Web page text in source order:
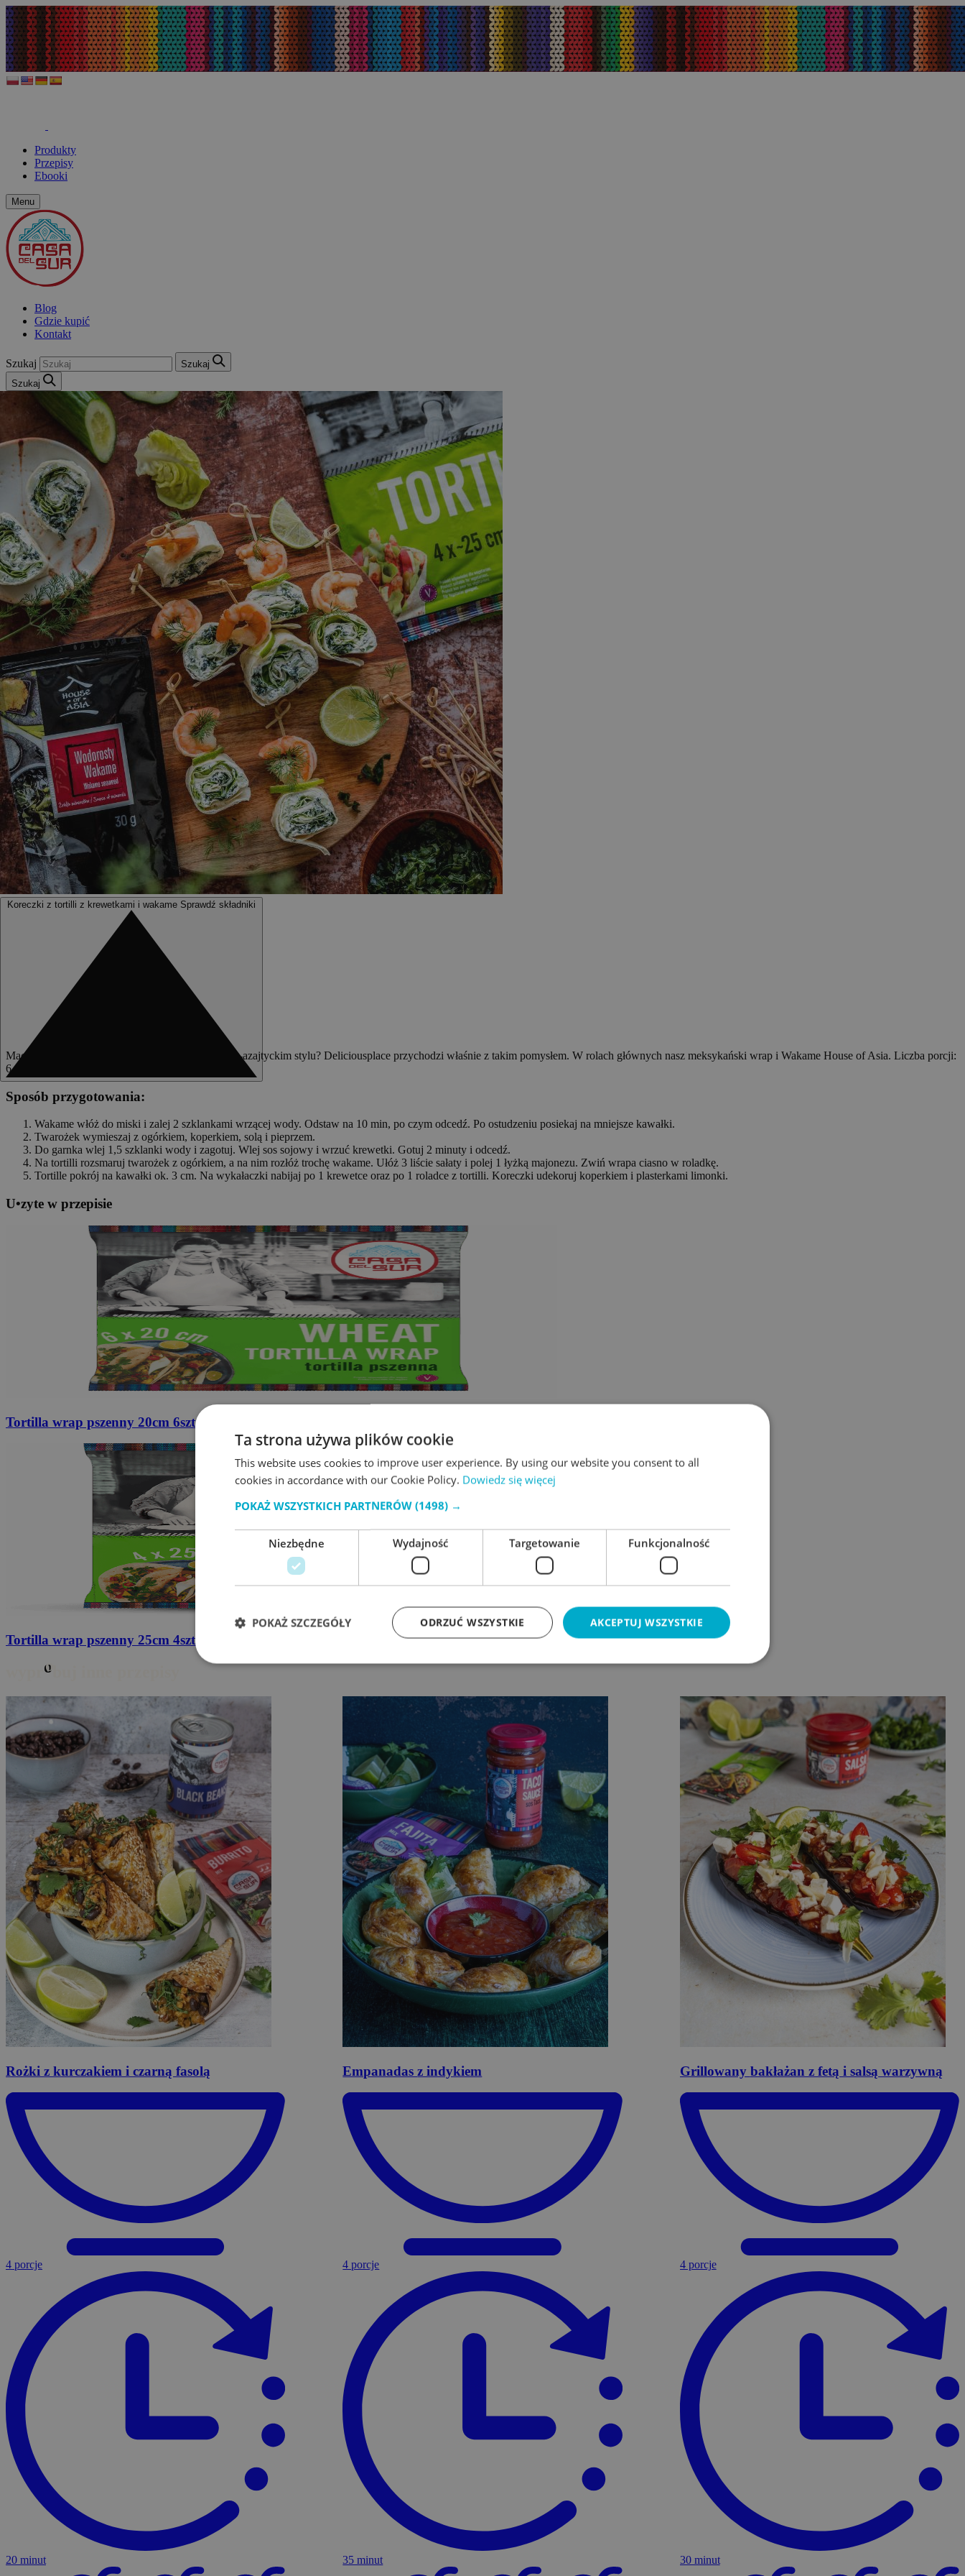
Produkty
Przepisy
Ebooki
Menu
Blog
Gdzie kupić
Kontakt
Szukaj
Szukaj
Szukaj
Koreczki z tortilli z krewetkami i wakame Sprawdź składniki
Macie ochotę na szybką przekąskę w meksykańsko-azajtyckim stylu? Deliciousplace przychodzi właśnie z takim pomysłem. W rolach głównych nasz meksykański wrap i Wakame House of Asia. Liczba porcji:
6
Sposób przygotowania:
Wakame włóż do miski i zalej 2 szklankami wrzącej wody. Odstaw na 10 min, po czym odcedź. Po ostudzeniu posiekaj na mniejsze kawałki.
Twarożek wymieszaj z ogórkiem, koperkiem, solą i pieprzem.
Do garnka wlej 1,5 szklanki wody i zagotuj. Wlej sos sojowy i wrzuć krewetki. Gotuj 2 minuty i odcedź.
Na tortilli rozsmaruj twarożek z ogórkiem, a na nim rozłóż trochę wakame. Ułóż 3 liście sałaty i polej 1 łyżką majonezu. Zwiń wrapa ciasno w roladkę.
Tortille pokrój na kawałki ok. 3 cm. Na wykałaczki nabijaj po 1 krewetce oraz po 1 roladce z tortilli. Koreczki udekoruj koperkiem i plasterkami limonki.
U•zyte w przepisie
Tortilla wrap pszenny 20cm 6szt. 240g
Tortilla wrap pszenny 25cm 4szt. 240g
o
Rożki z kurczakiem i czarną fasolą
4 porcje
20 minut
Empanadasz indykiem
4 porcje
35 minut
Grillowany bakłażan z fetą i salsą warzywną
4 porcje
30 minut
Ta strona używa plików cookie
This website uses cookies to improve user experience. By using our website you consent to all
cookies in accordance with our Cookie Policy. Dowiedz się więcej
POKAŻ WSZYSTKICH PARTNERÓW (1498) →
Niezbędne Wydajność Targetowanie Funkcjonalność
AKCEPTUJ WSZYSTKIE
ODRZUĆ WSZYSTKIE
POKAŻ SZCZEGÓŁY